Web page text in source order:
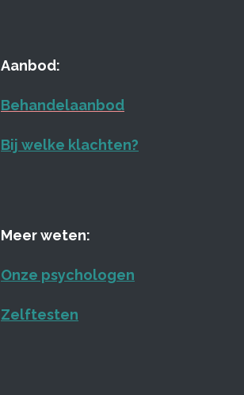
Aanbod:
Behandelaanbod
Bij welke klachten?
Meer weten:
Onze psychologen
Zelftesten